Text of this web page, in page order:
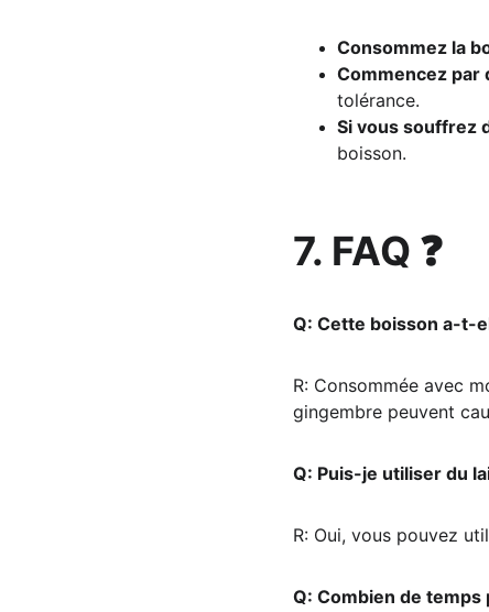
Consommez la
Commencez par
tolérance.
Si vous souffrez
boisson.
7. FAQ ❓
Q: Cette boisson a-t-
R: Consommée avec
gingembre peuvent
Q: Puis-je utiliser du
R: Oui, vous pouvez
Q: Combien de